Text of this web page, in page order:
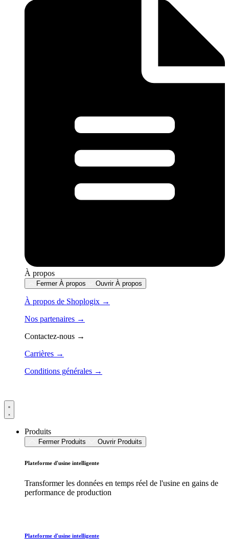
À propos
Fermer À propos Ouvrir À propos
À propos de Shoplogix →
Nos partenaires →
Contactez-nous →
Carrières →
Conditions générales →
Produits
Fermer Produits Ouvrir Produits
Plateforme d'usine intelligente
Transformer les données en temps réel de l'usine en gains de
performance de production
Plateforme d'usine intelligente